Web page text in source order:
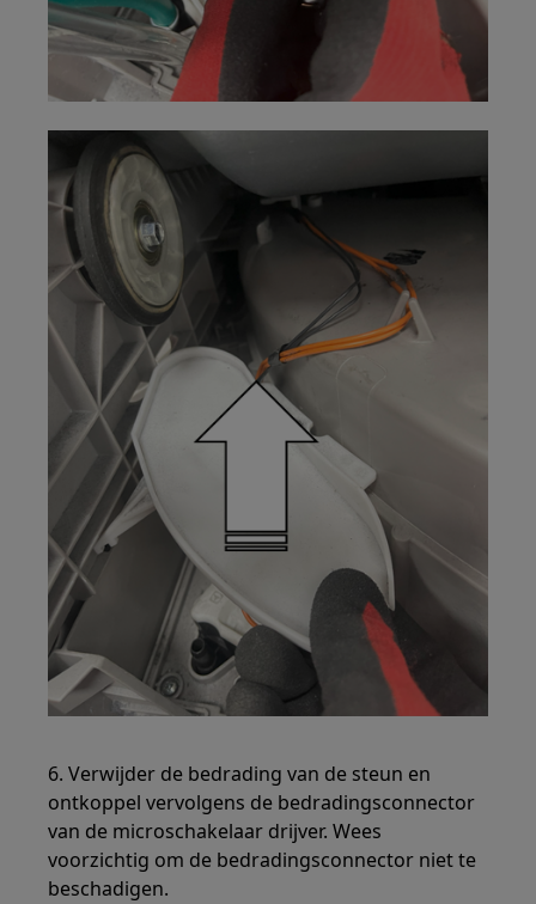
6. Verwijder de bedrading van de steun en
ontkoppel vervolgens de bedradingsconnector
van de microschakelaar drijver. Wees
voorzichtig om de bedradingsconnector niet te
beschadigen.